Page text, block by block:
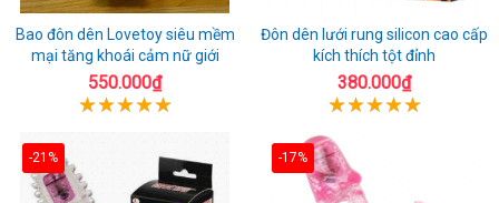
Bao đôn dên Lovetoy siêu mềm
mại tăng khoái cảm nữ giới
550.000₫
Đôn dên lưới rung silicon cao cấp
kích thích tột đỉnh
380.000₫
-21% -17%